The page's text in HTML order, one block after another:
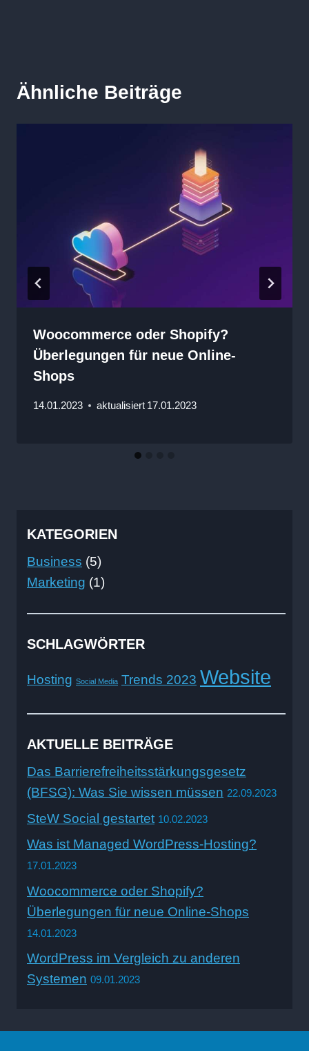
Ähnliche Beiträge
Woocommerce oder Shopify?
Überlegungen für neue Online-
Shops
14.01.2023 aktualisiert 17.01.2023
KATEGORIEN
Business (5)
Marketing (1)
SCHLAGWÖRTER
Hosting Social Media Trends 2023 Website
AKTUELLE BEITRÄGE
Das Barrierefreiheitsstärkungsgesetz
(BFSG): Was Sie wissen müssen 22.09.2023
SteW Social gestartet 10.02.2023
Was ist Managed WordPress-Hosting?
17.01.2023
Woocommerce oder Shopify?
Überlegungen für neue Online-Shops
14.01.2023
WordPress im Vergleich zu anderen
Systemen 09.01.2023